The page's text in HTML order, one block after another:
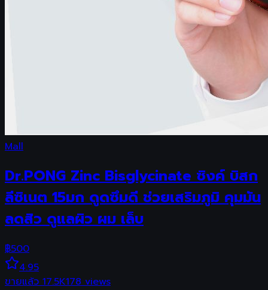
Mall
Dr.PONG Zinc Bisglycinate ซิงค์ บิสก
ลีซิเนต 15มก ดูดซึมดี ช่วยเสริมภูมิ คุมมัน
ลดสิว ดูแลผิว ผม เล็บ
฿500
4.95
ขายแล้ว17.5K178views